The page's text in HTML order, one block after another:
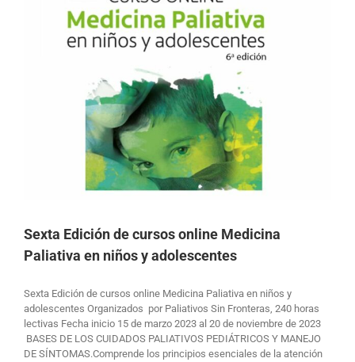
Sexta Edición de cursos online Medicina
Paliativa en niños y adolescentes
Sexta Edición de cursos online Medicina Paliativa en niños y
adolescentes Organizados por Paliativos Sin Fronteras, 240 horas
lectivas Fecha inicio 15 de marzo 2023 al 20 de noviembre de 2023
BASES DE LOS CUIDADOS PALIATIVOS PEDIÁTRICOS Y MANEJO
DE SÍNTOMAS.Comprende los principios esenciales de la atención